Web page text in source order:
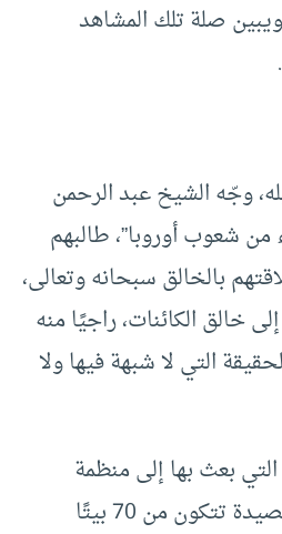
صلة تلك المشاهد
وجّه الشيخ عبد الرحمن
من شعوب أوروبا”، طالبهم
بالخالق سبحانه وتعالى،
خالق الكائنات، راجيًا منه
التي لا شبهة فيها ولا
بعث بها إلى منظمة
اليونسكو، مرفقا معها قصيدة تتكون من 70 بيتًا